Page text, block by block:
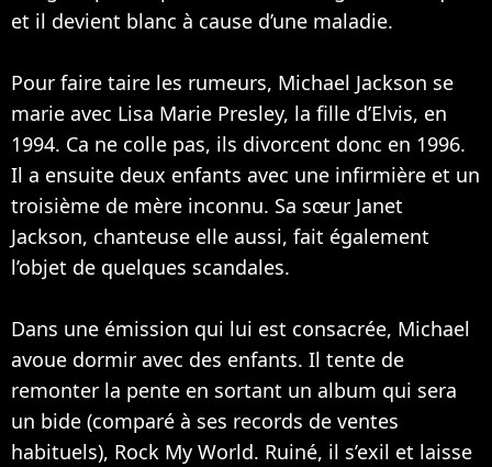
et il devient blanc à cause d’une maladie.
Pour faire taire les rumeurs, Michael Jackson se
marie avec Lisa Marie Presley, la fille d’Elvis, en
1994. Ca ne colle pas, ils divorcent donc en 1996.
Il a ensuite deux enfants avec une infirmière et un
troisième de mère inconnu. Sa sœur Janet
Jackson, chanteuse elle aussi, fait également
l’objet de quelques scandales.
Dans une émission qui lui est consacrée, Michael
avoue dormir avec des enfants. Il tente de
remonter la pente en sortant un album qui sera
un bide (comparé à ses records de ventes
habituels), Rock My World. Ruiné, il s’exil et laisse